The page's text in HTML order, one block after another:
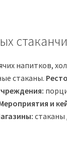
напитков,
стаканы.
и
стаканы